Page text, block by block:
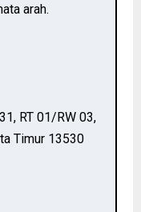
arah.
RT 01/RW 03,
Timur 13530